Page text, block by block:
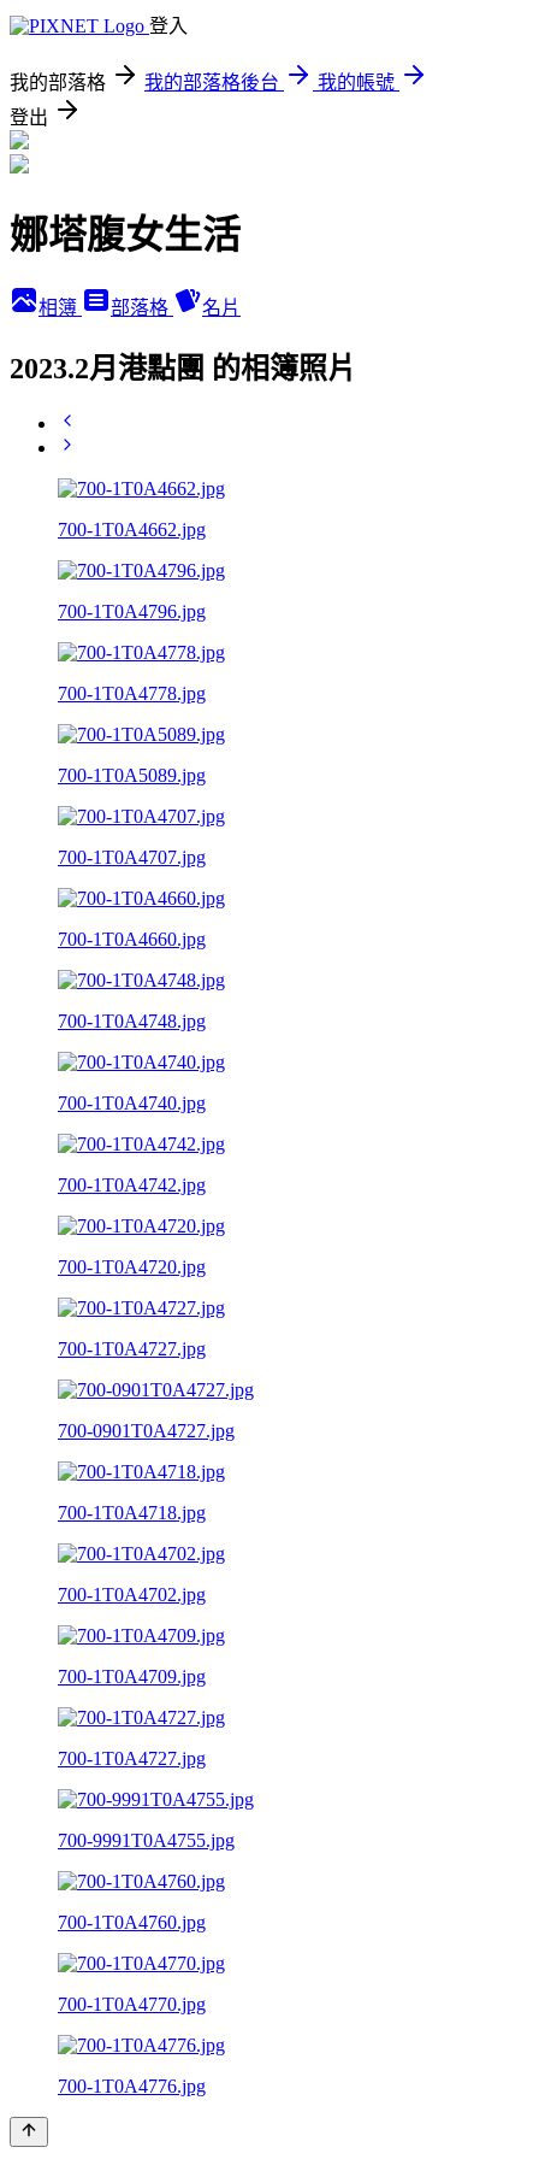
登入
我的部落格 我的部落格後台
我的帳號
登出
娜塔腹女生活
相簿 部落格 名片
2023.2月港點團 的相簿照片
700-1T0A4662.jpg
700-1T0A4796.jpg
700-1T0A4778.jpg
700-1T0A5089.jpg
700-1T0A4707.jpg
700-1T0A4660.jpg
700-1T0A4748.jpg
700-1T0A4740.jpg
700-1T0A4742.jpg
700-1T0A4720.jpg
700-1T0A4727.jpg
700-0901T0A4727.jpg
700-1T0A4718.jpg
700-1T0A4702.jpg
700-1T0A4709.jpg
700-1T0A4727.jpg
700-9991T0A4755.jpg
700-1T0A4760.jpg
700-1T0A4770.jpg
700-1T0A4776.jpg